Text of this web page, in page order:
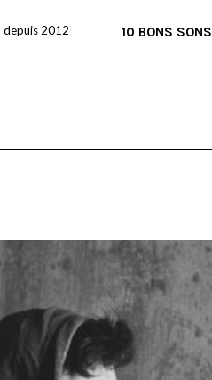
depuis 2012 10 BONS SONS